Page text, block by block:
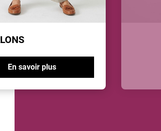
En savoir plus